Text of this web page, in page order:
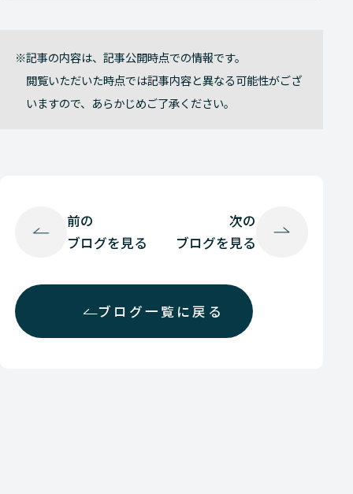
記事の内容は、記事公開時点での情報です。
閲覧いただいた時点では記事内容と異なる可能性がござ
いますので、あらかじめご了承ください。
前の
ブログを見る
ブログ一覧に戻る
次の
ブログを見る